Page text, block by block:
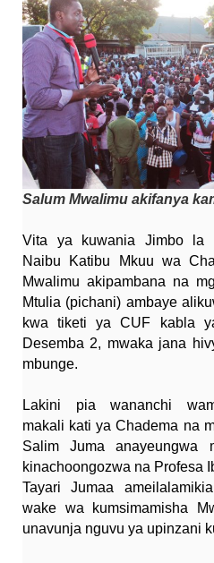
Salum Mwalimu akifanya
Vita ya kuwania Jimbo la
Naibu Katibu Mkuu wa
Mwalimu akipambana na
Mtulia (pichani) ambaye
kwa tiketi ya CUF kabla
Desemba 2, mwaka jana
mbunge.
Lakini pia wananchi
makali kati ya Chadema na
Salim Juma anayeungwa
kinachoongozwa na Profesa
Tayari Jumaa
wake wa kumsimamisha
unavunja nguvu ya upinzani